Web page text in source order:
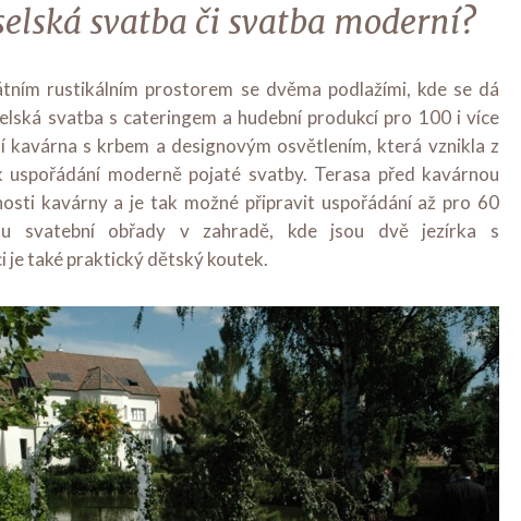
svatba či svatba moderní?
rustikálním prostorem se dvěma podlažími, kde se dá
svatba s cateringem a hudební produkcí pro 100 i více
kavárna s krbem a designovým osvětlením, která vznikla z
moderně pojaté svatby. Terasa před kavárnou
kavárny a je tak možné připravit uspořádání až pro 60
svatební obřady v zahradě, kde jsou dvě jezírka s
je také praktický dětský koutek.